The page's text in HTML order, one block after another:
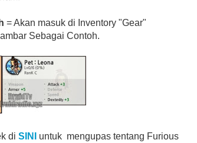
= Akan masuk di Inventory "Gear"
Sebagai Contoh.
di SINI
untuk mengupas tentang Furious